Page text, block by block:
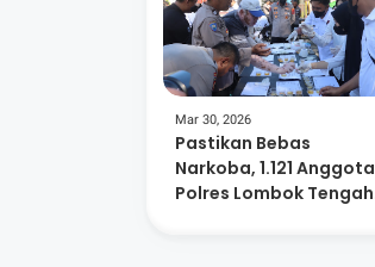
Mar 30, 2026
‎Pastikan Bebas
Narkoba, 1.121 Anggota
Polres Lombok Tengah